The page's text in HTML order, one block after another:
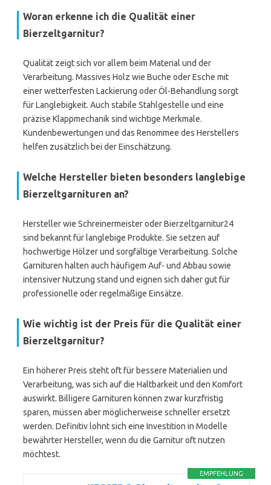
Woran erkenne ich die Qualität einer
Bierzeltgarnitur?
Qualität zeigt sich vor allem beim Material und der
Verarbeitung. Massives Holz wie Buche oder Esche mit
einer wetterfesten Lackierung oder Öl-Behandlung sorgt
für Langlebigkeit. Auch stabile Stahlgestelle und eine
präzise Klappmechanik sind wichtige Merkmale.
Kundenbewertungen und das Renommee des Herstellers
helfen zusätzlich bei der Einschätzung.
Welche Hersteller bieten besonders langlebige
Bierzeltgarnituren an?
Hersteller wie Schreinermeister oder Bierzeltgarnitur24
sind bekannt für langlebige Produkte. Sie setzen auf
hochwertige Hölzer und sorgfältige Verarbeitung. Solche
Garnituren halten auch häufigem Auf- und Abbau sowie
intensiver Nutzung stand und eignen sich daher gut für
professionelle oder regelmäßige Einsätze.
Wie wichtig ist der Preis für die Qualität einer
Bierzeltgarnitur?
Ein höherer Preis steht oft für bessere Materialien und
Verarbeitung, was sich auf die Haltbarkeit und den Komfort
auswirkt. Billigere Garnituren können zwar kurzfristig
sparen, müssen aber möglicherweise schneller ersetzt
werden. Definitiv lohnt sich eine Investition in Modelle
bewährter Hersteller, wenn du die Garnitur oft nutzen
möchtest.
EMPFEHLUNG